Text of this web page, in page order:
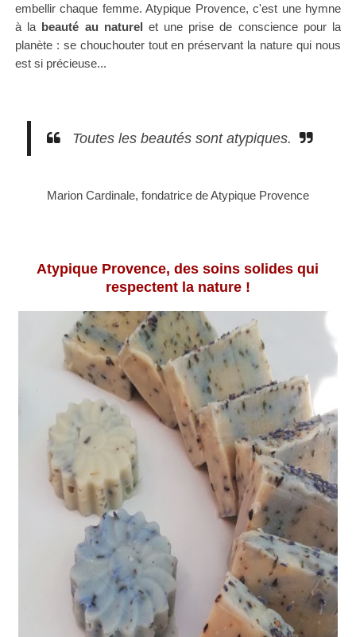
embellir chaque femme. Atypique Provence, c'est une hymne
à la beauté au naturel et une prise de conscience pour la
planète : se chouchouter tout en préservant la nature qui nous
est si précieuse...
Toutes les beautés sont atypiques.
Marion Cardinale, fondatrice de Atypique Provence
Atypique Provence, des soins solides qui
respectent la nature !